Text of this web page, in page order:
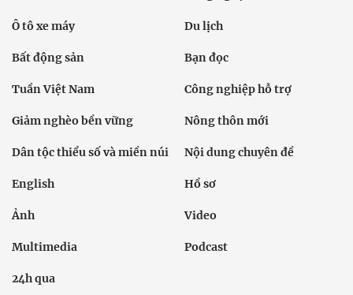
Ô tô xe máy Du lịch
Bất động sản Bạn đọc
Tuần Việt Nam Công nghiệp hỗ trợ
Giảm nghèo bền vững Nông thôn mới
Dân tộc thiểu số và miền núi Nội dung chuyên đề
English Hồ sơ
Ảnh Video
Multimedia Podcast
24h qua